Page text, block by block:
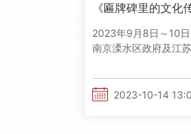
《匾牌碑里的文化
2023-10-14
2023年9月8日～10
南京溧水区政府及江